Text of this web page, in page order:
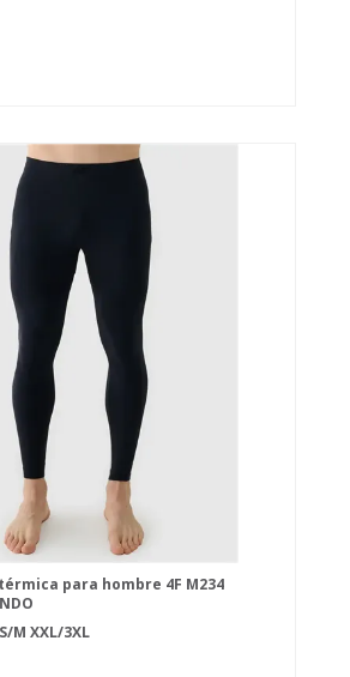
para hombre 4F M234
S/M XXL/3XL